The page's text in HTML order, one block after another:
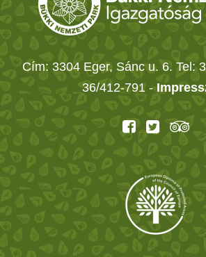
Cím: 3304 Eger, Sánc u. 6. Tel:
36/412-791 -